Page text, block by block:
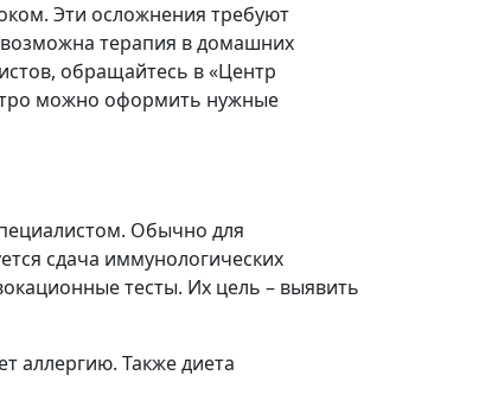
Эти осложнения требуют
возможна терапия в домашних
обращайтесь в «Центр
можно оформить нужные
Обычно для
сдача иммунологических
тесты. Их цель – выявить
аллергию. Также диета